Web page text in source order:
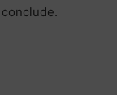
conclude.